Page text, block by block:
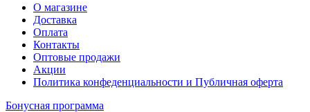
О магазине
Доставка
Оплата
Контакты
Оптовые продажи
Акции
Политика конфеденциальности и Публичная оферта
Бонусная программа